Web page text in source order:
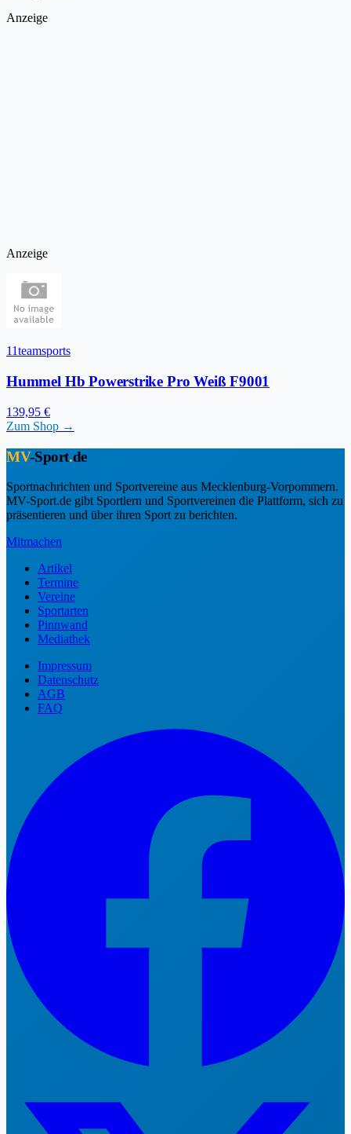
Anzeige
Anzeige
11teamsports
Hummel Hb Powerstrike Pro Weiß F9001
139,95 €
Zum Shop →
MV-Sport.de
Sportnachrichten und Sportvereine aus Mecklenburg-Vorpommern.
MV-Sport.de gibt Sportlern und Sportvereinen die Plattform, sich zu
präsentieren und über ihren Sport zu berichten.
Mitmachen
Artikel
Termine
Vereine
Sportarten
Pinnwand
Mediathek
Impressum
Datenschutz
AGB
FAQ